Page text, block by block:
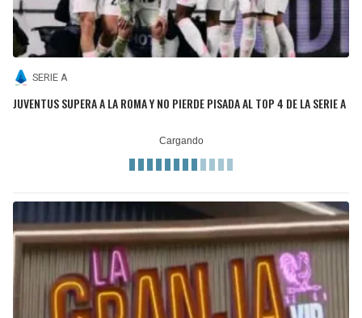
SERIE A
JUVENTUS SUPERA A LA ROMA Y NO PIERDE PISADA AL TOP 4 DE LA SERIE A